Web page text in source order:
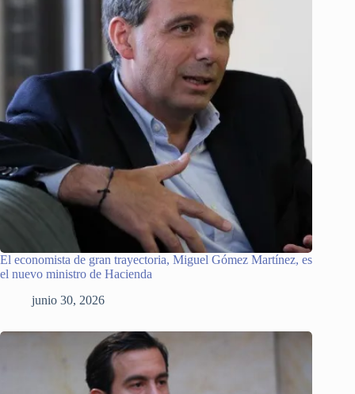
El economista de gran trayectoria, Miguel Gómez Martínez, es
el nuevo ministro de Hacienda
junio 30, 2026